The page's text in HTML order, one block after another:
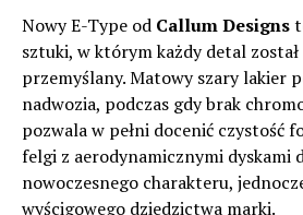
Nowy E-Type od Callum Designs
sztuki, w którym każdy detal
przemyślany. Matowy szary lakier
nadwozia, podczas gdy brak
pozwala w pełni docenić czystość
felgi z aerodynamicznymi dyskami
nowoczesnego charakteru,
wyścigowego dziedzictwa marki.